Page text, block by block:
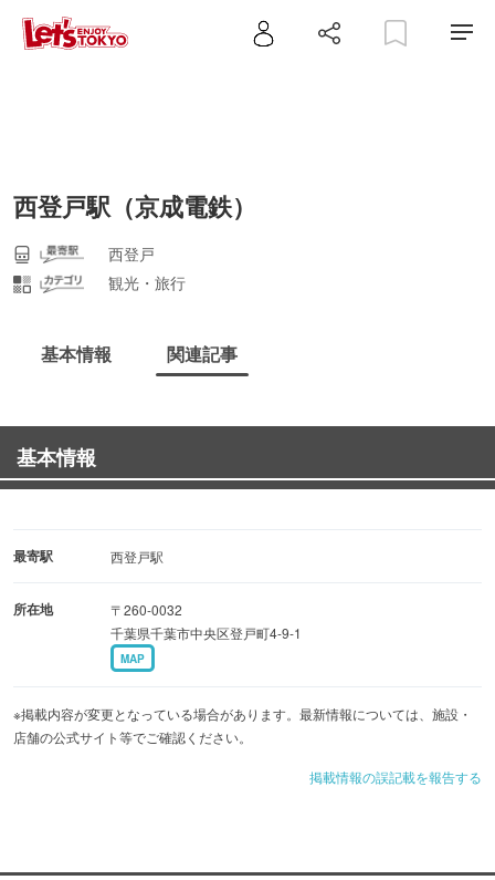
西登戸駅（京成電鉄）
西登戸
観光・旅行
基本情報 関連記事
基本情報
最寄駅 西登戸駅
所在地
〒260-0032
千葉県千葉市中央区登戸町4-9-1
MAP
※掲載内容が変更となっている場合があります。最新情報については、施設・
店舗の公式サイト等でご確認ください。
掲載情報の誤記載を報告する